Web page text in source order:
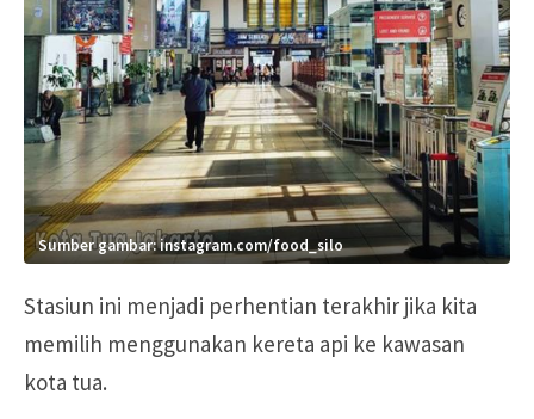
Sumber gambar: instagram.com/food_silo
Stasiun ini menjadi perhentian terakhir jika kita
memilih menggunakan kereta api ke kawasan
kota tua.